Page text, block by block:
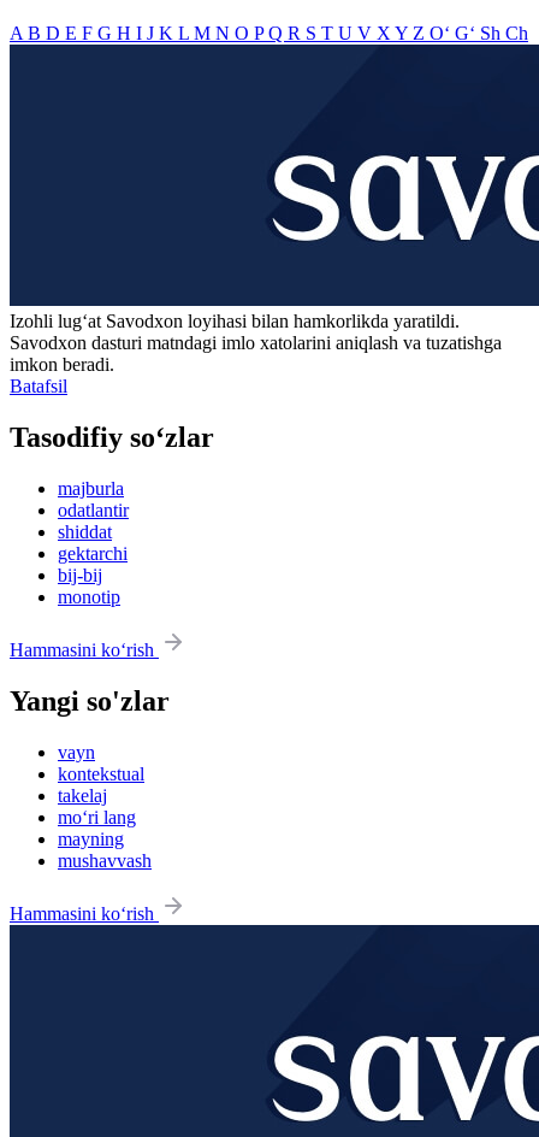
A B D E F G H I J K L M N O PQ R S T U V X Y Z O‘ G‘ Sh Ch
Izohli lugʻat Savodxon loyihasi bilan hamkorlikda yaratildi.
Savodxon dasturi matndagi imlo xatolarini aniqlash va tuzatishga
imkon beradi.
Batafsil
Tasodifiy so‘zlar
majburla
odatlantir
shiddat
gektarchi
bij-bij
monotip
Hammasini ko‘rish
Yangi so'zlar
vayn
kontekstual
takelaj
mo‘ri lang
mayning
mushavvash
Hammasini ko‘rish